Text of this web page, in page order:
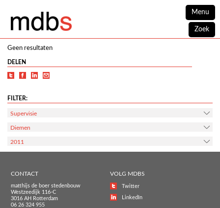
Menu
Zoek
Geen resultaten
DELEN
FILTER:
Supervisie
Diemen
2011
CONTACT
matthijs de boer stedenbouw
Westzeedijk 116-C
3016 AH Rotterdam
06 26 324 955
VOLG MDBS
Twitter
LinkedIn